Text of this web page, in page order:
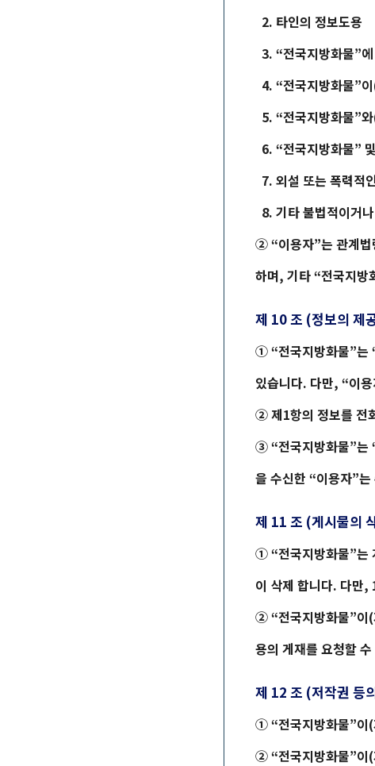
2. 타인의 정보도용
3. “전국지방화물”
4. “전국지방화물”
5. “전국지방화물”
6. “전국지방화물”
7. 외설 또는 폭력적
8. 기타 불법적이거
② “이용자”는 관계법
하며, 기타 “전국지방
제 10 조 (정보의 제
① “전국지방화물”는
있습니다. 다만, “이
② 제1항의 정보를 전
③ “전국지방화물”는
을 수신한 “이용자”
제 11 조 (게시물의
① “전국지방화물”는
이 삭제 합니다. 다만,
② “전국지방화물”이
용의 게재를 요청할
제 12 조 (저작권 등
① “전국지방화물”이
② “전국지방화물”이